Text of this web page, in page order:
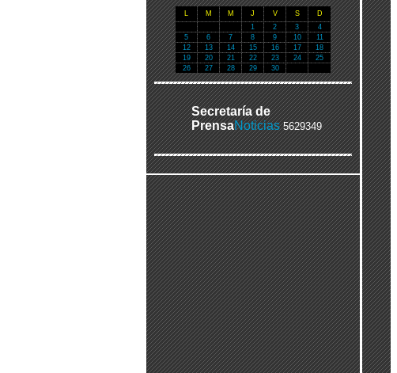
L M M J V S
D
1
2 3
4
5
6 7 8 9 10
11
12
13 14 15 16 17
18
19
20 21 22 23 24
25
26
27 28 29 30
Secretaría de
PrensaNoticias 5629349